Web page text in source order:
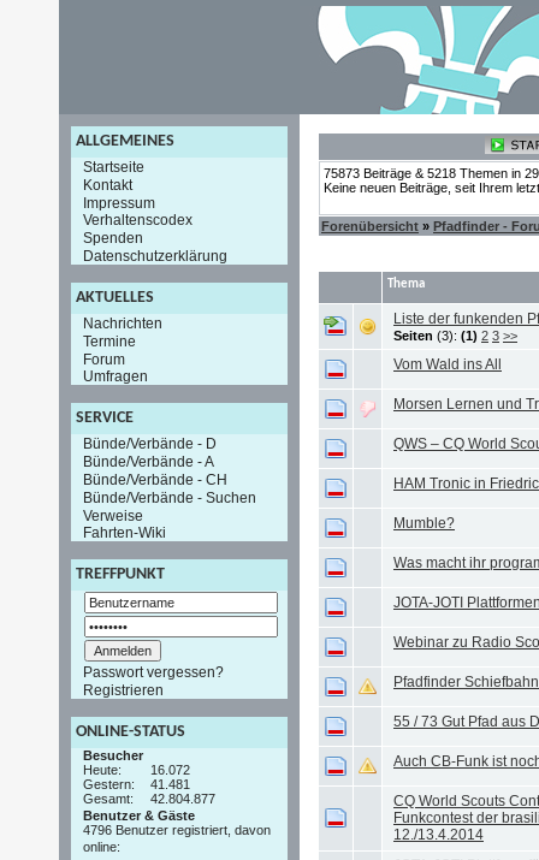
ALLGEMEINES
Startseite
Kontakt
Impressum
Verhaltenscodex
Spenden
Datenschutzerklärung
AKTUELLES
Nachrichten
Termine
Forum
Umfragen
SERVICE
Bünde/Verbände - D
Bünde/Verbände - A
Bünde/Verbände - CH
Bünde/Verbände - Suchen
Verweise
Fahrten-Wiki
TREFFPUNKT
Passwort vergessen?
Registrieren
ONLINE-STATUS
Besucher
Heute:
16.072
Gestern:
41.481
Gesamt:
42.804.877
Benutzer & Gäste
4796 Benutzer registriert, davon
online:
75873 Beiträge & 5218 Themen in
Keine neuen Beiträge, seit Ihrem
Forenübersicht » Pfadfinder -
Thema
Liste der funkenden
Seiten (3): (1) 2 3 >>
Vom Wald ins All
Morsen Lernen und
QWS – CQ World
HAM Tronic in
Mumble?
Was macht ihr
JOTA-JOTI
Webinar zu Radio
Pfadfinder
55 / 73 Gut Pfad aus
Auch CB-Funk ist
CQ World Scouts
Funkcontest der
12./13.4.2014